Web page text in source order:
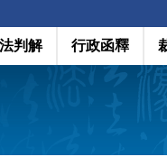
判解 行政函釋